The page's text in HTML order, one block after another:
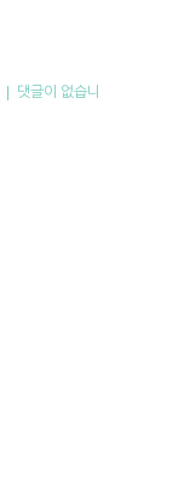
| 댓글이 없습니